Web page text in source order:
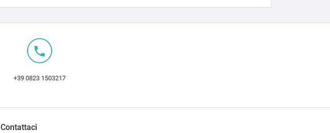
local_phone
+39 0823 1503217
Contattaci